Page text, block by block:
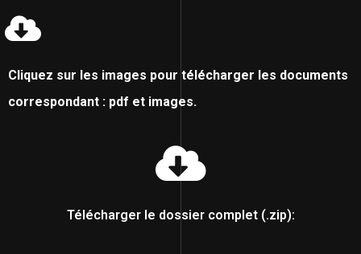
Cliquez sur les images pour télécharger les documents
correspondant : pdf et images.
Télécharger le dossier complet (.zip):